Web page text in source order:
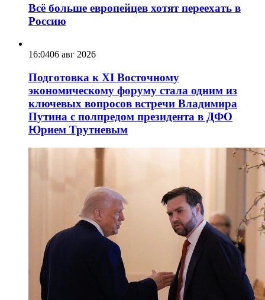
Всё больше европейцев хотят переехать в
Россию
16:0406 авг 2026
Подготовка к XI Восточному
экономическому форуму стала одним из
ключевых вопросов встречи Владимира
Путина с полпредом президента в ДФО
Юрием Трутневым